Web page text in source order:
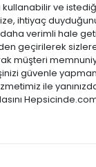
ve
ihtiyaç
verimli hale
geçirilerek
müşteri
güvenle
ile